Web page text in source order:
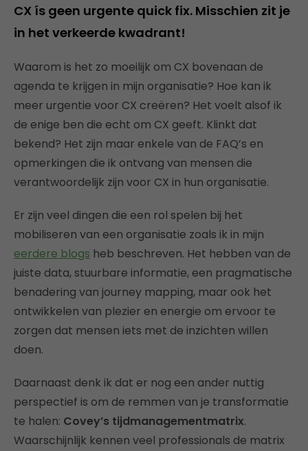
CX ís geen urgente quick fix. Misschien zit je
in het verkeerde kwadrant!
Waarom is het zo moeilijk om CX bovenaan de
agenda te krijgen in mijn organisatie? Hoe kan ik
meer urgentie voor CX creëren? Het voelt alsof ik
de enige ben die echt om CX geeft. Klinkt dat
bekend? Het zijn maar enkele van de FAQ’s en
opmerkingen die ik ontvang van mensen die
verantwoordelijk zijn voor CX in hun organisatie.
Er zijn veel dingen die een rol spelen bij het
mobiliseren van een organisatie zoals ik in mijn
eerdere blogs heb beschreven. Het hebben van de
juiste data, stuurbare informatie, een pragmatische
benadering van journey mapping, maar ook het
ontwikkelen van plezier en energie om ervoor te
zorgen dat mensen iets met de inzichten willen
doen.
Daarnaast denk ik dat er nog een ander nuttig
perspectief is om de remmen van je transformatie
te halen: Covey’s tijdmanagementmatrix.
Waarschijnlijk kennen veel professionals de matrix